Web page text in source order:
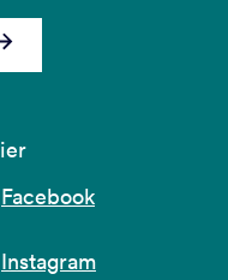
Facebook
Instagram